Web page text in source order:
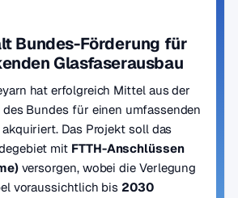
Bundes-Förderung für
Glasfaserausbau
hat erfolgreich Mittel aus der
Bundes für einen umfassenden
Das Projekt soll das
mit FTTH-Anschlüssen
versorgen, wobei die Verlegung
voraussichtlich bis 2030